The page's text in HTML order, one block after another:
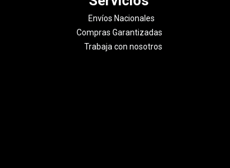
Envíos Nacionales
Compras Garantizadas
Trabaja con nosotros